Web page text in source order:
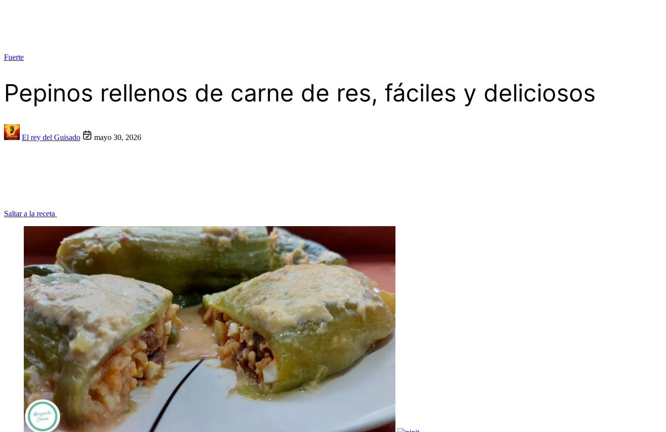
Fuerte
Pepinos rellenos de carne de res, fáciles y deliciosos
El rey del Guisado mayo 30, 2026
Saltar a la receta